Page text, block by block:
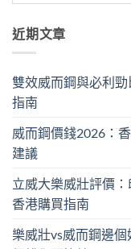
近期文章
雙效威而鋼與必利
指南
威而鋼價錢2026：
建議
立威大樂威壯評價
香港購買指南
樂威壯vs威而鋼邊個